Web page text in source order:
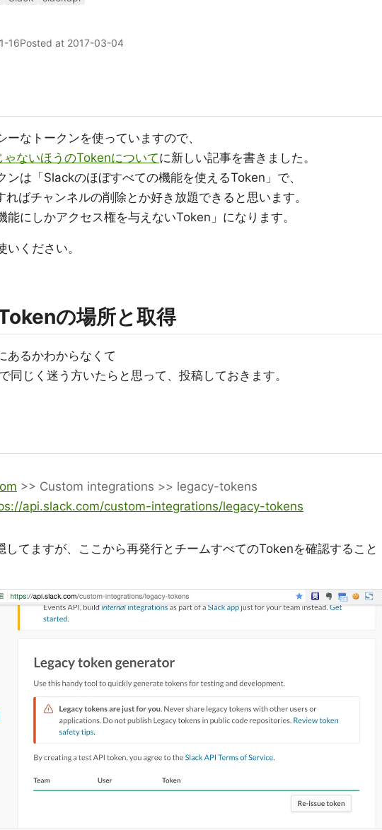
16Posted at 2017-03-04
ーなトークンを使っていますので、
ないほうのTokenについてに新しい記事を書きました。
ンは「Slackのほぼすべての機能を使えるToken」で、
ばチャンネルの削除とか好き放題できると思います。
能にしかアクセス権を与えないToken」になります。
ください。
の場所と取得
あるかわからなくて
同じく迷う方いたらと思って、投稿しておきます。
>> Custom integrations >> legacy-tokens
api.slack.com/custom-integrations/legacy-tokens
してますが、ここから再発行とチームすべてのTokenを確認すること